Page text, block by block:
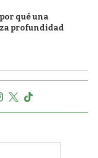
qué una
profundidad